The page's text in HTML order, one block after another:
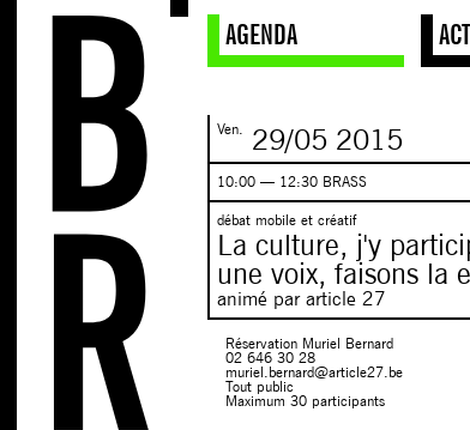
AGENDA
Ven. 29/05 2015
10:00 — 12:30 BRASS
débat mobile et créatif
La culture, j'y
une voix, faisons la
animé par article 27
Réservation Muriel Bernard
02 646 30 28
muriel.bernard@article27.be
Tout public
Maximum 30 participants